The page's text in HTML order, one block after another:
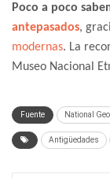
Poco a poco
antepasados,
modernas. La
Museo Nacional
Fuente National
Antigüedades